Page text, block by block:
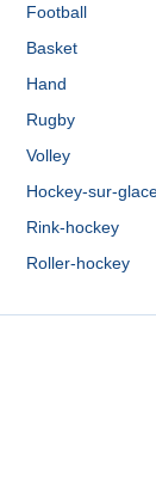
Football
Basket
Hand
Rugby
Volley
Hockey-sur-
Rink-hockey
Roller-hockey